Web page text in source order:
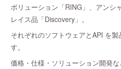
ボリューション「RING」、アンシ
レイス品「Discovery」。
それぞれのソフトウェアとAPI を
す。
価格・仕様・ソリューション開発